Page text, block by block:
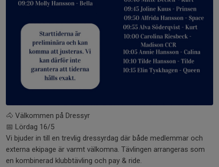
🐴 Välkommen på Dressyr
📅 Lördag 16/5
Vi bjuder in till en trevlig dressyrdag där både medlemmar och
externa ekipage är varmt välkomna. Tävlingen arrangeras som
en kombinerad klubbtävling och pay & ride.